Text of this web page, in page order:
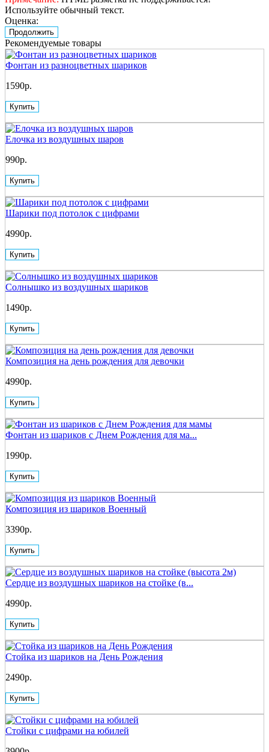
Используйте обычный текст.
Оценка:
Продолжить
Рекомендуемые товары
Фонтан из разноцветных шариков
1590р.
Купить
Елочка из воздушных шаров
990р.
Купить
Шарики под потолок с цифрами
4990р.
Купить
Солнышко из воздушных шариков
1490р.
Купить
Композиция на день рождения для девочки
4990р.
Купить
Фонтан из шариков с Днем Рождения для ма...
1990р.
Купить
Композиция из шариков Военный
3390р.
Купить
Сердце из воздушных шариков на стойке (в...
4990р.
Купить
Стойка из шариков на День Рождения
2490р.
Купить
Стойки с цифрами на юбилей